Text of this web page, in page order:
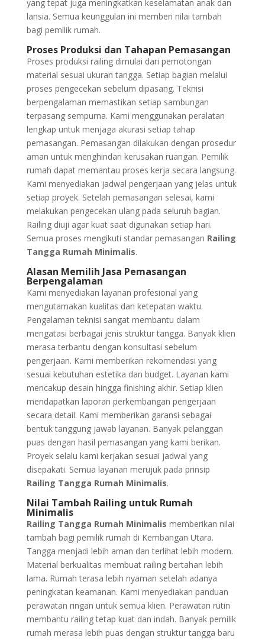
yang tepat juga meningkatkan keselamatan anak dan
lansia. Semua keunggulan ini memberi nilai tambah
bagi pemilik rumah.
Proses Produksi dan Tahapan Pemasangan
Proses produksi railing dimulai dari pemotongan
material sesuai ukuran tangga. Setiap bagian melalui
proses pengecekan sebelum dipasang. Teknisi
berpengalaman memastikan setiap sambungan
terpasang sempurna. Kami menggunakan peralatan
lengkap untuk menjaga akurasi setiap tahap
pemasangan. Pemasangan dilakukan dengan prosedur
aman untuk menghindari kerusakan ruangan. Pemilik
rumah dapat memantau proses kerja secara langsung.
Kami menyediakan jadwal pengerjaan yang jelas untuk
setiap proyek. Setelah pemasangan selesai, kami
melakukan pengecekan ulang pada seluruh bagian.
Railing diuji agar kuat saat digunakan setiap hari.
Semua proses mengikuti standar pemasangan Railing
Tangga Rumah Minimalis.
Alasan Memilih Jasa Pemasangan
Berpengalaman
Kami menyediakan layanan profesional yang
mengutamakan kualitas dan ketepatan waktu.
Pengalaman teknisi sangat membantu dalam
mengatasi berbagai jenis struktur tangga. Banyak klien
merasa terbantu dengan konsultasi sebelum
pengerjaan. Kami memberikan rekomendasi yang
sesuai kebutuhan estetika dan budget. Layanan kami
mencakup desain hingga finishing akhir. Setiap klien
mendapatkan laporan perkembangan pengerjaan
secara detail. Kami memberikan garansi sebagai
bentuk tanggung jawab layanan. Banyak pelanggan
puas dengan hasil pemasangan yang kami berikan.
Proyek selalu kami kerjakan sesuai jadwal yang
disepakati. Semua layanan merujuk pada prinsip
Railing Tangga Rumah Minimalis.
Nilai Tambah Railing untuk Rumah
Minimalis
Railing Tangga Rumah Minimalis memberikan nilai
tambah bagi pemilik rumah di Kembangan Utara.
Tangga menjadi lebih aman dan terlihat lebih modern.
Material berkualitas membuat railing bertahan lebih
lama. Rumah terasa lebih nyaman setelah adanya
peningkatan keamanan. Kami menyediakan panduan
perawatan ringan untuk semua klien. Perawatan rutin
membantu railing tetap kuat dan indah. Banyak pemilik
rumah merasa lebih puas dengan struktur tangga baru